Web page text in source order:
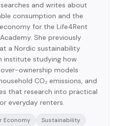
and writes about
consumption and the
for the Life4Rent
She previously
a Nordic sustainability
institute studying how
ownership models
CO₂ emissions, and
that research into practical
everyday renters.
Economy
Sustainability